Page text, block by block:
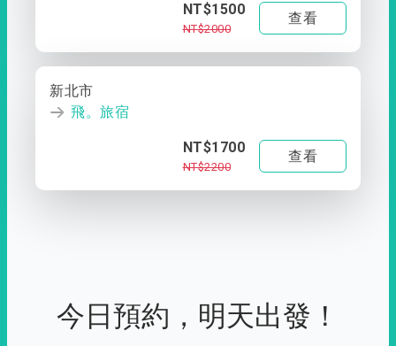
NT$1500
NT$2000
查看
新北市
飛。旅宿
NT$1700
NT$2200
查看
今日預約，明天出發！